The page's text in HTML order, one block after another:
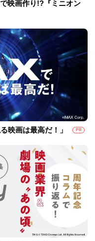
映画作り!?『ミニオン
映画は最高だ！」 PR